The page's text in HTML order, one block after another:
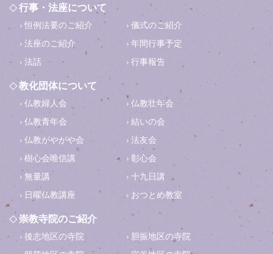
行事・法座について
恒例法要のご紹介
儀式のご紹介
法座のご紹介
年間行事予定
法話
行事報告
教化団体について
仏教婦人会
仏教壮年会
仏教青年会
結いの会
仏教がやがや会
法友会
樹心会唯信講
彰心会
無量講
十九日講
日曜仏教講座
おつとめ教室
崇教寺院のご紹介
後志地区の寺院
胆振地区の寺院